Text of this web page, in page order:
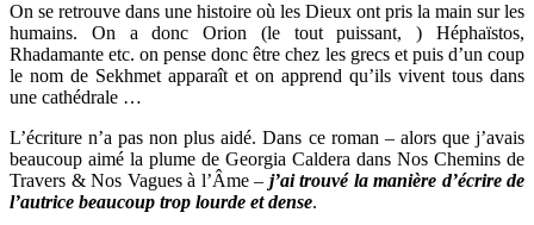
On se retrouve dans une histoire où les Dieux ont pris la main sur les
humains. On a donc Orion (le tout puissant, ) Héphaïstos,
Rhadamante etc. on pense donc être chez les grecs et puis d’un coup
le nom de Sekhmet apparaît et on apprend qu’ils vivent tous dans
une cathédrale …
L’écriture n’a pas non plus aidé. Dans ce roman – alors que j’avais
beaucoup aimé la plume de Georgia Caldera dans Nos Chemins de
Travers & Nos Vagues à l’Âme – j’ai trouvé la manière d’écrire de
l’autrice beaucoup trop lourde et dense.